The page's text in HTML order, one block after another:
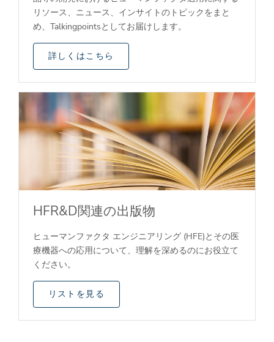
リソース、ニュース、インサイトのトピックをまと
め、Talkingpointsとしてお届けします。
詳しくはこちら
HFR&D関連の出版物
ヒューマンファクタ エンジニアリング (HFE)とその医
療機器への応用について、理解を深めるのにお役立て
ください。
リストを見る